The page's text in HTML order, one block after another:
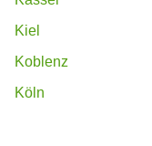
Kiel
Koblenz
Köln